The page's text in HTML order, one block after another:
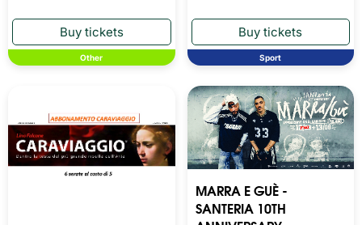
Other Sport
MARRA E GUÈ -
SANTERIA 10TH